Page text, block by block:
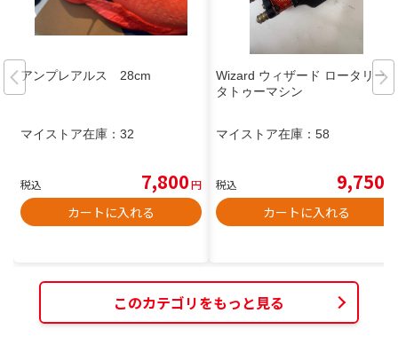
アンプレアルス 28cm
マイストア在庫： 32
税込 7,800円
カートに入れる
Wizard ウィザード ロータリー
タトゥーマシン
マイストア在庫： 58
税込 9,750
カートに入れる
このカテゴリをもっと見る